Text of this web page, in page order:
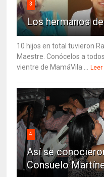
3
Los hermanos
10 hijos en total tuvieron
Maestre. Conócelos a
vientre de MamáVila ...
4
Así se
Consuelo